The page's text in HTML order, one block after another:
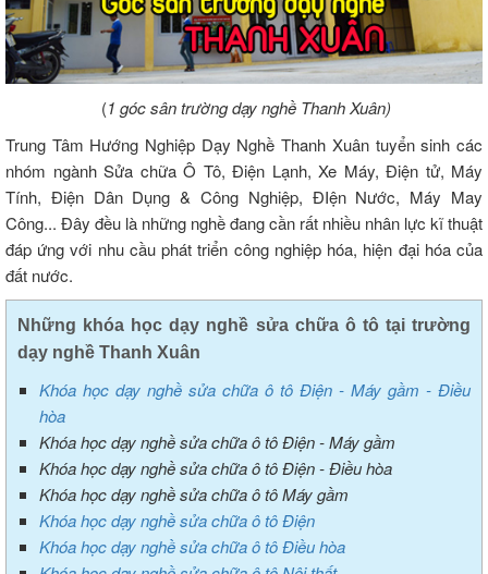
(1 góc sân trường dạy nghề Thanh Xuân)
Trung Tâm Hướng Nghiệp Dạy Nghề Thanh Xuân tuyển sinh các
nhóm ngành Sửa chữa Ô Tô, Điện Lạnh, Xe Máy, Điện tử, Máy
Tính, Điện Dân Dụng & Công Nghiệp, ĐIện Nước, Máy May
Công... Đây đều là những nghề đang cần rất nhiều nhân lực kĩ thuật
đáp ứng với nhu cầu phát triển công nghiệp hóa, hiện đại hóa của
đất nước.
Những khóa học dạy nghề sửa chữa ô tô tại trường
dạy nghề Thanh Xuân
Khóa học dạy nghề sửa chữa ô tô Điện - Máy gầm - Điều
hòa
Khóa học dạy nghề sửa chữa ô tô Điện - Máy gầm
Khóa học dạy nghề sửa chữa ô tô Điện - Điều hòa
Khóa học dạy nghề sửa chữa ô tô Máy gầm
Khóa học dạy nghề sửa chữa ô tô Điện
Khóa học dạy nghề sửa chữa ô tô Điều hòa